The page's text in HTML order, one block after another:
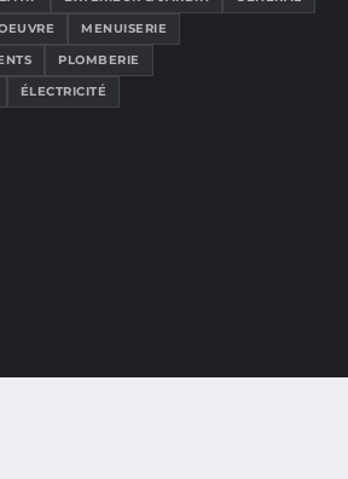
MENUISERIE
PLOMBERIE
ÉLECTRICITÉ